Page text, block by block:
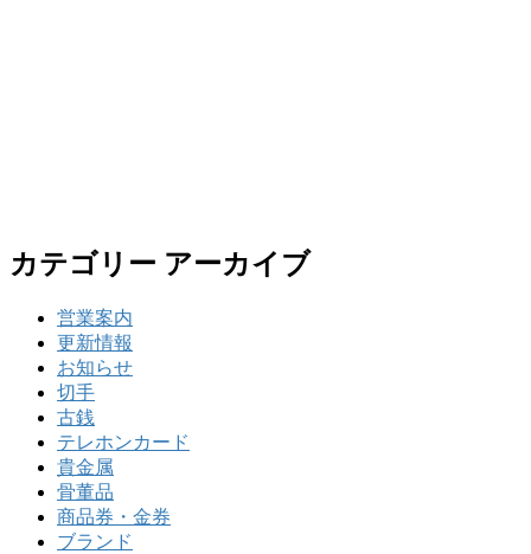
カテゴリー アーカイブ
営業案内
更新情報
お知らせ
切手
古銭
テレホンカード
貴金属
骨董品
商品券・金券
ブランド